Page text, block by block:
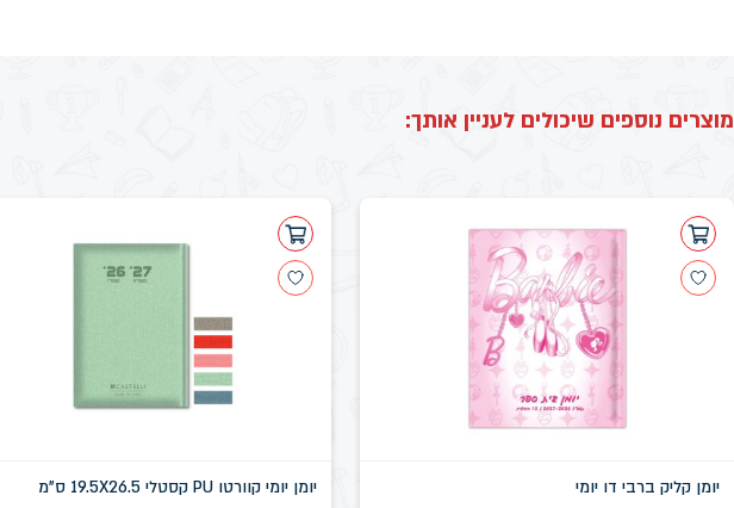
מוצרים נוספים שיכולים לעניין אותך:
יומן קליק ברבי דו יומי יומן יומי קוורטו PU קסטלי 19.5X26.5 ס"מ